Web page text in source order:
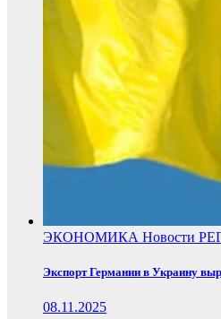
ЭКОНОМИКА Новости
Экспорт Германии в Украину
08.11.2025